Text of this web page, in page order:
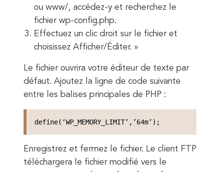
ou www/, accédez-y et recherchez le
fichier wp-config.php.
Effectuez un clic droit sur le fichier et
choisissez Afficher/Éditer. »
Le fichier ouvrira votre éditeur de texte par
défaut. Ajoutez la ligne de code suivante
entre les balises principales de PHP :
define(‘WP_MEMORY_LIMIT’,’64m’);
Enregistrez et fermez le fichier. Le client FTP
téléchargera le fichier modifié vers le